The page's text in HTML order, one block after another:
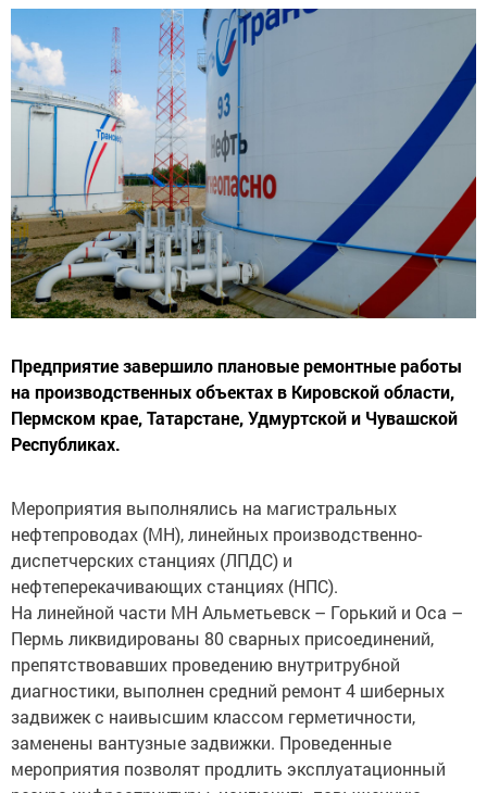
Предприятие завершило плановые ремонтные работы
на производственных объектах в Кировской области,
Пермском крае, Татарстане, Удмуртской и Чувашской
Республиках.
Мероприятия выполнялись на магистральных
нефтепроводах (МН), линейных производственно-
диспетчерских станциях (ЛПДС) и
нефтеперекачивающих станциях (НПС).
На линейной части МН Альметьевск – Горький и Оса –
Пермь ликвидированы 80 сварных присоединений,
препятствовавших проведению внутритрубной
диагностики, выполнен средний ремонт 4 шиберных
задвижек с наивысшим классом герметичности,
заменены вантузные задвижки. Проведенные
мероприятия позволят продлить эксплуатационный